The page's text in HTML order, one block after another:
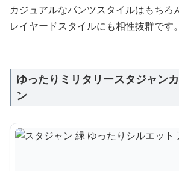
カジュアルなパンツスタイルはもちろ
レイヤードスタイルにも相性抜群です。
ゆったりミリタリースタジャン
ン